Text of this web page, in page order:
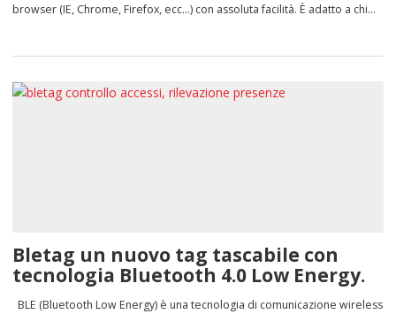
browser (IE, Chrome, Firefox, ecc…) con assoluta facilità. È adatto a chi
Bletag un nuovo tag tascabile con
tecnologia Bluetooth 4.0 Low Energy.
BLE (Bluetooth Low Energy) è una tecnologia di comunicazione wireless